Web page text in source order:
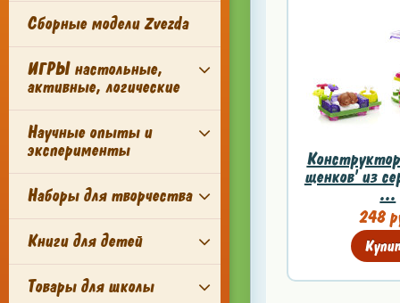
Сборные модели Zvezda
ИГРЫ настольные,
активные, логические
Научные опыты и
эксперименты
Наборы для творчества
Книги для детей
Товары для школы
щенков' из
...
248